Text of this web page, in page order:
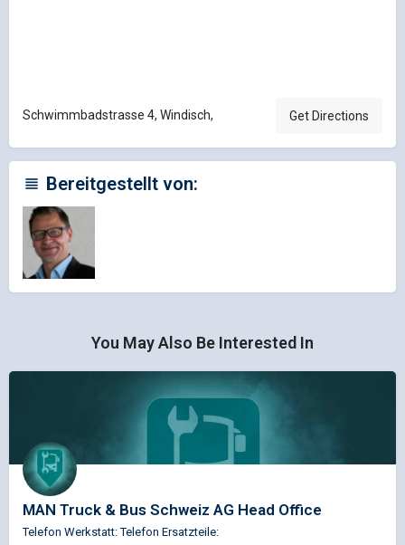
Schwimmbadstrasse 4, Windisch, Get Directions
Bereitgestellt von:
You May Also Be Interested In
MAN Truck & Bus Schweiz AG Head Office
Telefon Werkstatt: Telefon Ersatzteile: